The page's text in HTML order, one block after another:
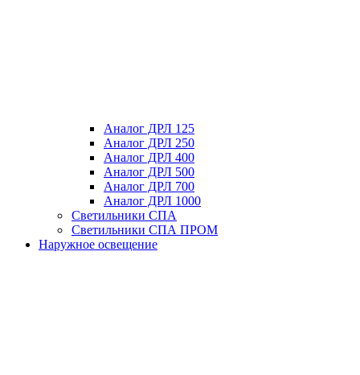
Аналог ДРЛ 125
Аналог ДРЛ 250
Аналог ДРЛ 400
Аналог ДРЛ 500
Аналог ДРЛ 700
Аналог ДРЛ 1000
Светильники СПА
Светильники СПА ПРОМ
Наружное освещение